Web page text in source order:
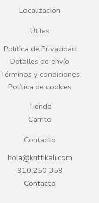
o
o
k
g
r
a
Localización
Útiles
Política de Privacidad
Detalles de envío
Términos y condiciones
Política de cookies
Tienda
Carrito
Contacto
hola@krittikali.com
910 250 359
Contacto